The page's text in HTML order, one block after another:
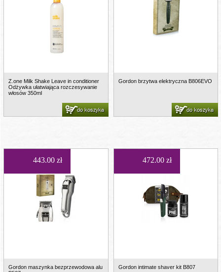
Z.one Milk Shake Leave in conditioner
Odżywka ułatwiająca rozczesywanie
włosów 350ml
do koszyka
Gordon brzytwa elektryczna B806EVO
do koszyka
443.00 zł
Gordon maszynka bezprzewodowa alu
472.00 zł
Gordon intimate shaver kit B807